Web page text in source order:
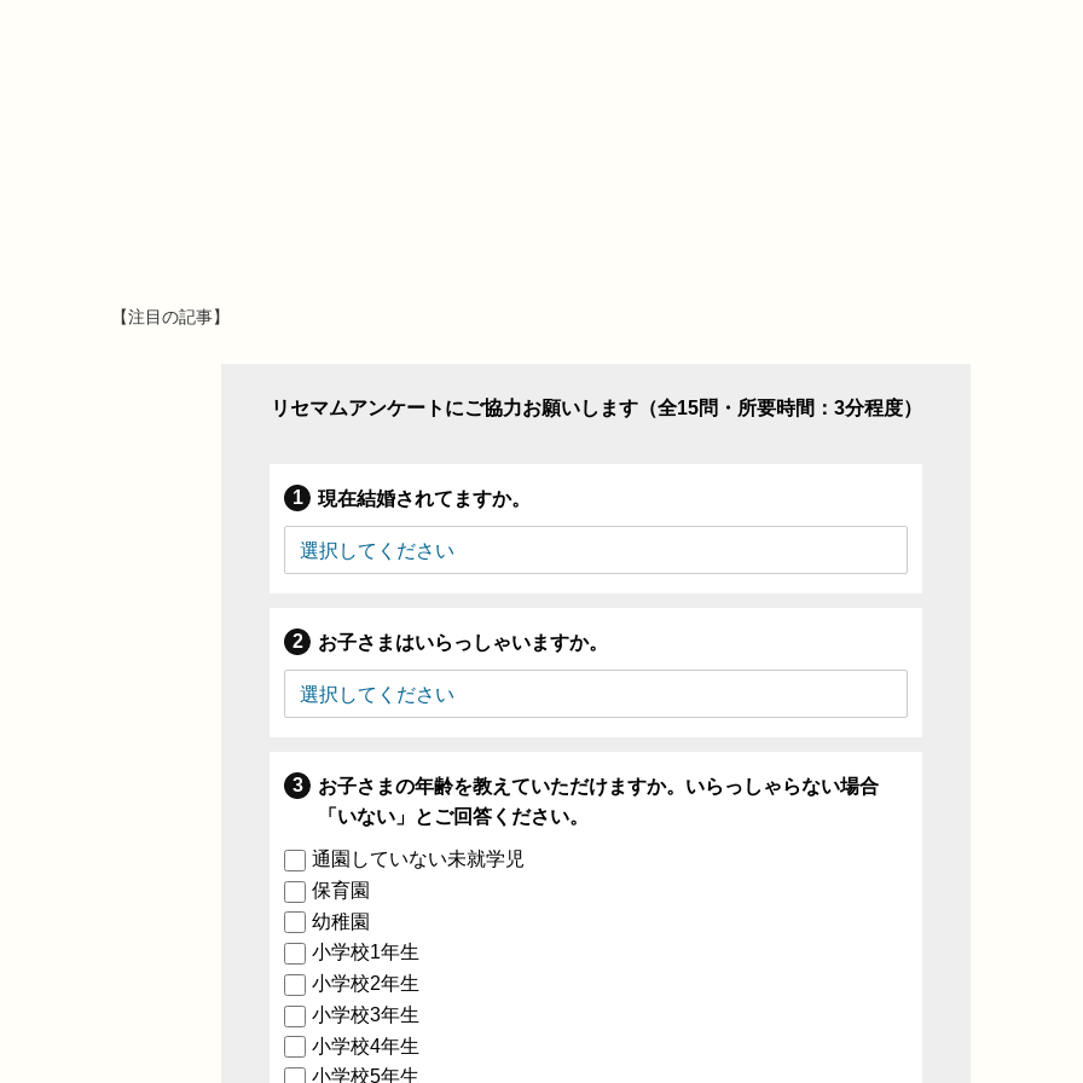
【注目の記事】
リセマムアンケートにご協力お願いします（全15問・所要時間：3分程度）
現在結婚されてますか。
お子さまはいらっしゃいますか。
お子さまの年齢を教えていただけますか。いらっしゃらない場合
「いない」とご回答ください。
通園していない未就学児
保育園
幼稚園
小学校1年生
小学校2年生
小学校3年生
小学校4年生
小学校5年生